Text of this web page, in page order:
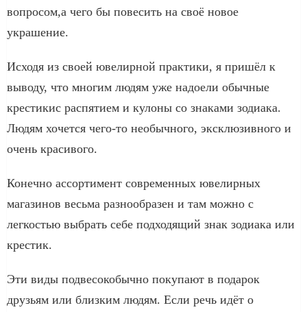
вопросом,а чего бы повесить на своё новое
украшение.
Исходя из своей ювелирной практики, я пришёл к
выводу, что многим людям уже надоели обычные
крестикис распятием и кулоны со знаками зодиака.
Людям хочется чего-то необычного, эксклюзивного и
очень красивого.
Конечно ассортимент современных ювелирных
магазинов весьма разнообразен и там можно с
легкостью выбрать себе подходящий знак зодиака или
крестик.
Эти виды подвесокобычно покупают в подарок
друзьям или близким людям. Если речь идёт о